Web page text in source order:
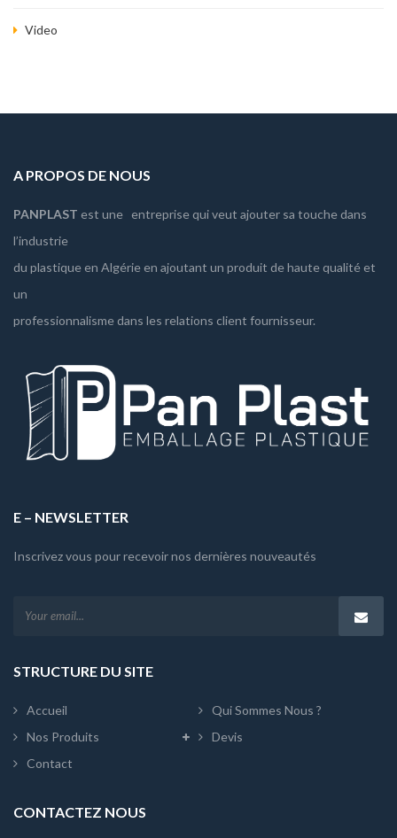
Video
A PROPOS DE NOUS
PANPLAST est une entreprise qui veut ajouter sa touche dans
l’industrie
du plastique en Algérie en ajoutant un produit de haute qualité et
un
professionnalisme dans les relations client fournisseur.
E – NEWSLETTER
Inscrivez vous pour recevoir nos dernières nouveautés
STRUCTURE DU SITE
Accueil
Qui Sommes Nous ?
Nos Produits
Devis
Contact
CONTACTEZ NOUS